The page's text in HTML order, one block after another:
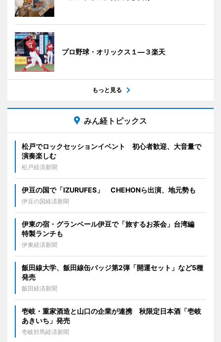
プロ野球・オリックス１―３楽天
もっと見る
みん経トピックス
松戸でロックセッションイベント 初心者歓迎、大音量で
演奏楽しむ
松戸経済新聞
伊豆の国で「IZURUFES」 CHEHONら出演、地元勢も
伊豆の国経済新聞
伊東の宿・グランベール伊豆で「旅するお茶会」台湾編
特製ランチも
伊東経済新聞
飯田線大学、飯田線缶バッジ第2弾「開運セット」など5種
発売
飯田経済新聞
壱岐・重家酒造と山口の企業が連携 秋限定日本酒「壱岐
あきいち」発売
壱岐対馬経済新聞